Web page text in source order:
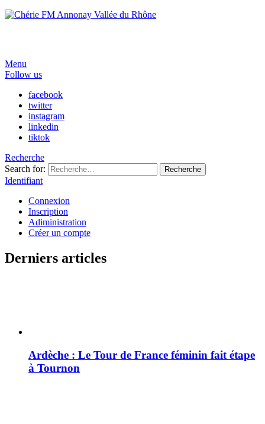
Menu
Follow us
facebook
twitter
instagram
linkedin
tiktok
Recherche
Search for:
Recherche
Identifiant
Connexion
Inscription
Adiministration
Créer un compte
Derniers articles
Ardèche : Le Tour de France féminin fait étape
à Tournon